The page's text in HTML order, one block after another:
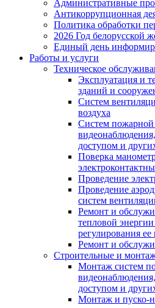
Административные
Антикоррупционная
Политика обработки
2026 Год белорусской
Единый день
Работы и услуги
Техническое
Эксплуатация и
зданий и
Систем
воздуха
Систем пожарной
доступом и
Поверка
Проведение
Проведение
систем
Ремонт и
тепловой
регулирования ее
Ремонт и
Строительные и
Монтаж систем
доступом и
Монтаж и пуско-